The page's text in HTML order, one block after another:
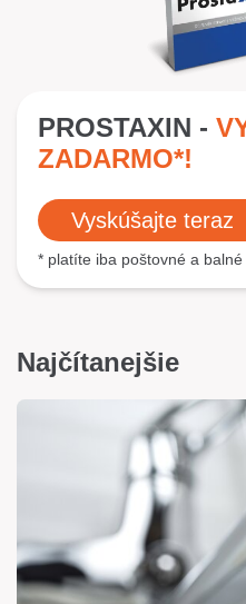
PROSTAXIN -
ZADARMO*!
Vyskúšajte teraz
* platíte iba poštovné a
Najčítanejšie